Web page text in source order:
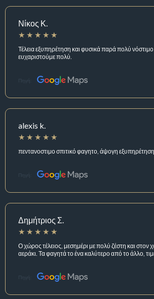
Νίκος Κ.
Τέλεια εξυπηρέτηση και φυσικά παρά πολύ
ευχαριστούμε πολύ.
Πηγή:
alexis k.
πεντανοστιμο σπιτικό φαγητο, άψογη εξυπηρέτηση
Πηγή:
Δημήτριος Σ.
Ο χώρος τέλειος, μεσημέρι με πολύ ζέστη και
αεράκι. Τα φαγητά το ένα καλύτερο από το άλλο,
Πηγή: